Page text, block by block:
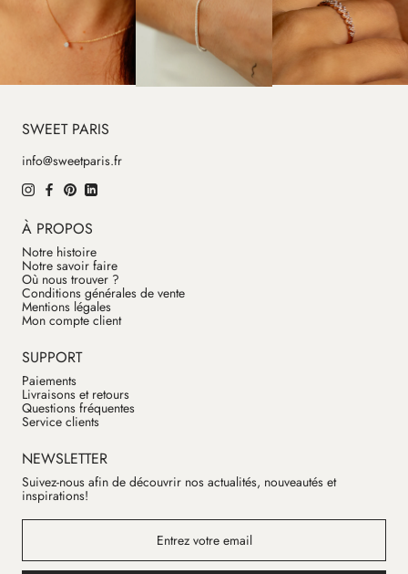
SWEET PARIS
info@sweetparis.fr
À PROPOS
Notre histoire
Notre savoir faire
Où nous trouver ?
Conditions générales de vente
Mentions légales
Mon compte client
SUPPORT
Paiements
Livraisons et retours
Questions fréquentes
Service clients
NEWSLETTER
Suivez-nous afin de découvrir nos actualités, nouveautés et
inspirations!